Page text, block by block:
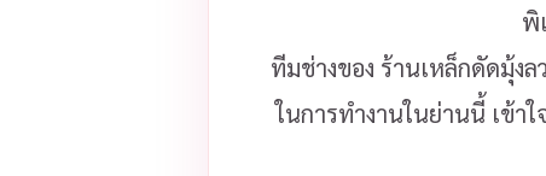
พิ
ทีมช่างของ ร้านเหล็กดัดมุ้ง
ในการทำงานในย่านนี้ เข้า